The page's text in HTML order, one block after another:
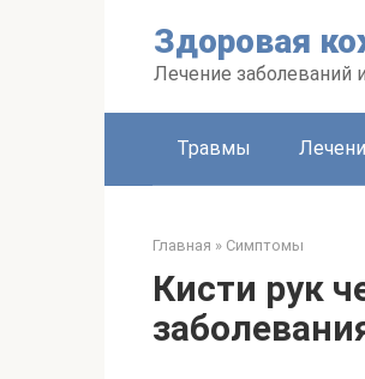
Здоровая
Лечение заболеваний
Травмы
Главная » Симптомы
Кисти рук